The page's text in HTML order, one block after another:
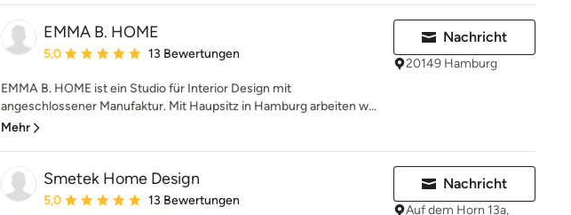
EMMA B. HOME
Durchschnittliche Bewertung: 5 von 5 Sternen
5,0 13 Bewertungen
EMMA B. HOME ist ein Studio für Interior Design mit
angeschlossener Manufaktur. Mit Haupsitz in Hamburg arbeiten w...
Mehr
Nachricht
20149 Hamburg
Smetek Home Design
Durchschnittliche Bewertung: 5 von 5 Sternen
5,0 13 Bewertungen
Nachricht
Auf dem Horn 13a,